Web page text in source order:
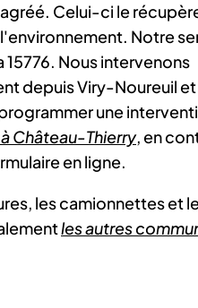
Celui-ci le
Notre
Nous intervenons
depuis Viry-Noureuil et
une
Château-Thierry, en
en ligne.
les camionnettes et
les autres